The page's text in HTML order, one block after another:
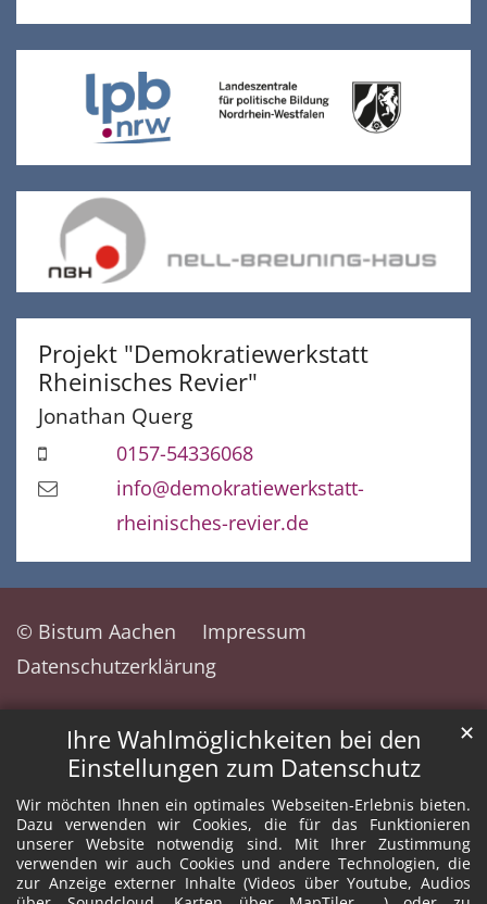
Ihre Wahlmöglichkeiten bei den
Einstellungen zum Datenschutz
Wir möchten Ihnen ein optimales Webseiten-Erlebnis bieten.
Dazu verwenden wir Cookies, die für das Funktionieren
unserer Website notwendig sind. Mit Ihrer Zustimmung
verwenden wir auch Cookies und andere Technologien, die
zur Anzeige externer Inhalte (Videos über Youtube, Audios
✕
Projekt "Demokratiewerkstatt
Rheinisches Revier"
Jonathan Querg
0157-54336068
info@demokratiewerkstatt-
rheinisches-revier.de
© Bistum Aachen
Impressum
Datenschutzerklärung